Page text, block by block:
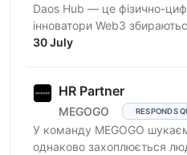
Daos Hub — це фізично-
інноватори Web3
співпрацювати та
30 July
HR Partner
MEGOGO RESPONDS
У команду MEGOGO
однаково захоплюється